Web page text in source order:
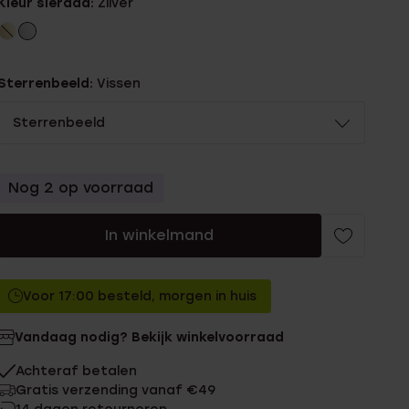
sieraad: Zilver
Vissen
Sterrenbeeld
Nog 2 op voorraad
In winkelmand
Voor 17:00 besteld, morgen in huis
Vandaag nodig? Bekijk winkelvoorraad
Achteraf betalen
Gratis verzending vanaf €49